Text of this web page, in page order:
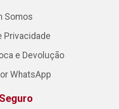
Somos
Privacidade
e Devolução
WhatsApp